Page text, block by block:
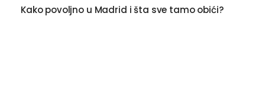
Kako povoljno u Madrid i šta sve tamo obići?